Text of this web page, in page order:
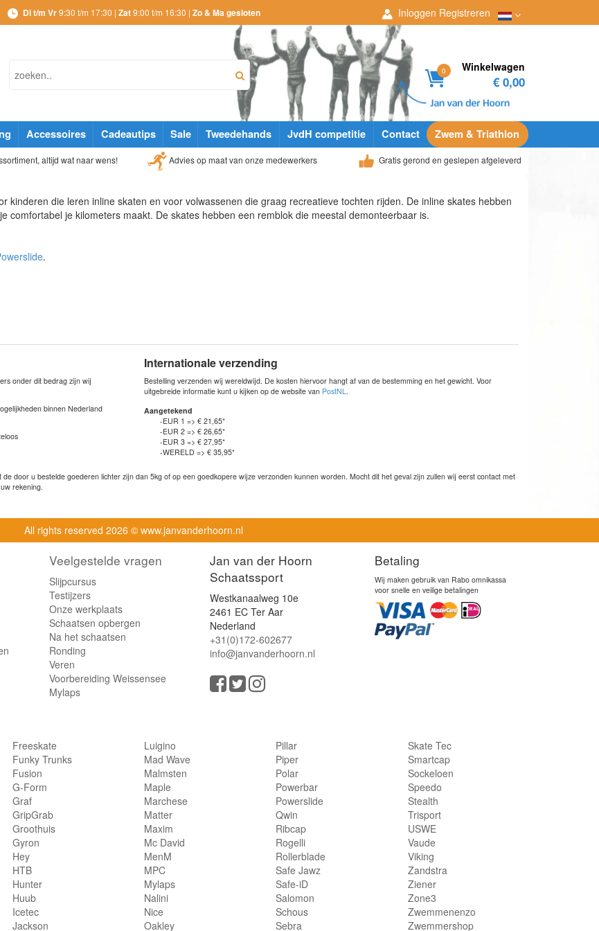
Di t/m Vr9:30 t/m 17:30 | Zat9:00 t/m 16:30 | Zo & Ma gesloten Inloggen Registreren
0 Winkelwagen
€ 0,00
Accessoires Cadeautips Sale Tweedehands JvdH competitie Contact Zwem & Triathlon
altijd wat naar wens! Advies op maat van onze medewerkers Gratis gerond en geslepen afgeleverd
kinderen die leren inline skaten en voor volwassenen die graag recreatieve tochten rijden. De inline skates hebben
comfortabel je kilometers maakt. De skates hebben een remblok die meestal demonteerbaar is.
.
onder dit bedrag zijn wij
binnen Nederland
Internationale verzending
Bestelling verzenden wij wereldwijd. De kosten hiervoor hangt af van de bestemming en het gewicht. Voor
uitgebreide informatie kunt u kijken op de website van PostNL
Aangetekend
-EUR 1 => € 21,65*
-EUR 2 => € 26,65*
-EUR 3 => € 27,95*
-WERELD => € 35,95*
door u bestelde goederen lichter zijn dan 5kg of op een goedkopere wijze verzonden kunnen worden. Mocht dit het geval zijn zullen wij eerst contact met
rekening.
All rights reserved 2026 © www.janvanderhoorn.nl
Veelgestelde vragen
Slijpcursus
Testijzers
Onze werkplaats
Schaatsen opbergen
Na het schaatsen
Ronding
Veren
Voorbereiding Weissensee
Mylaps
Jan van der Hoorn
Schaatssport
Westkanaalweg 10e
2461 EC Ter Aar
Nederland
+31(0)172-602677
info@janvanderhoorn.nl
Betaling
Wij maken gebruik van Rabo omnikassa
voor snelle en veilige betalingen
Freeskate
Funky Trunks
Fusion
G-Form
Graf
GripGrab
Groothuis
Gyron
Hey
HTB
Hunter
Huub
Icetec
Jackson
Luigino
Mad Wave
Malmsten
Maple
Marchese
Matter
Maxim
Mc David
MenM
MPC
Mylaps
Nalini
Nice
Oakley
Pillar
Piper
Polar
Powerbar
Powerslide
Qwin
Ribcap
Rogelli
Rollerblade
Safe Jawz
Safe-iD
Salomon
Schous
Sebra
Skate Tec
Smartcap
Sockeloen
Speedo
Stealth
Trisport
USWE
Vaude
Viking
Zandstra
Ziener
Zone3
Zwemmenenzo
Zwemmershop